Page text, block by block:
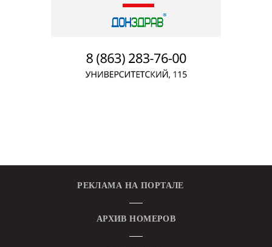
РЕКЛАМА НА ПОРТАЛЕ
АРХИВ НОМЕРОВ